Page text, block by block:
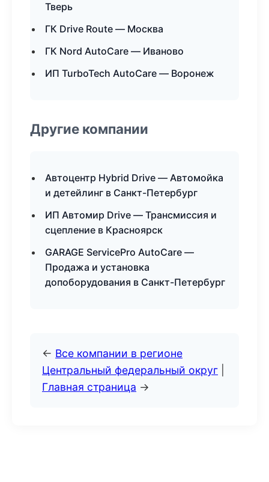
Тверь
ГК Drive Route — Москва
ГК Nord AutoCare — Иваново
ИП TurboTech AutoCare — Воронеж
Другие компании
Автоцентр Hybrid Drive — Автомойка
и детейлинг в Санкт-Петербург
ИП Автомир Drive — Трансмиссия и
сцепление в Красноярск
GARAGE ServicePro AutoCare —
Продажа и установка
допоборудования в Санкт-Петербург
← Все компании в регионе
Центральный федеральный округ
Главная страница →